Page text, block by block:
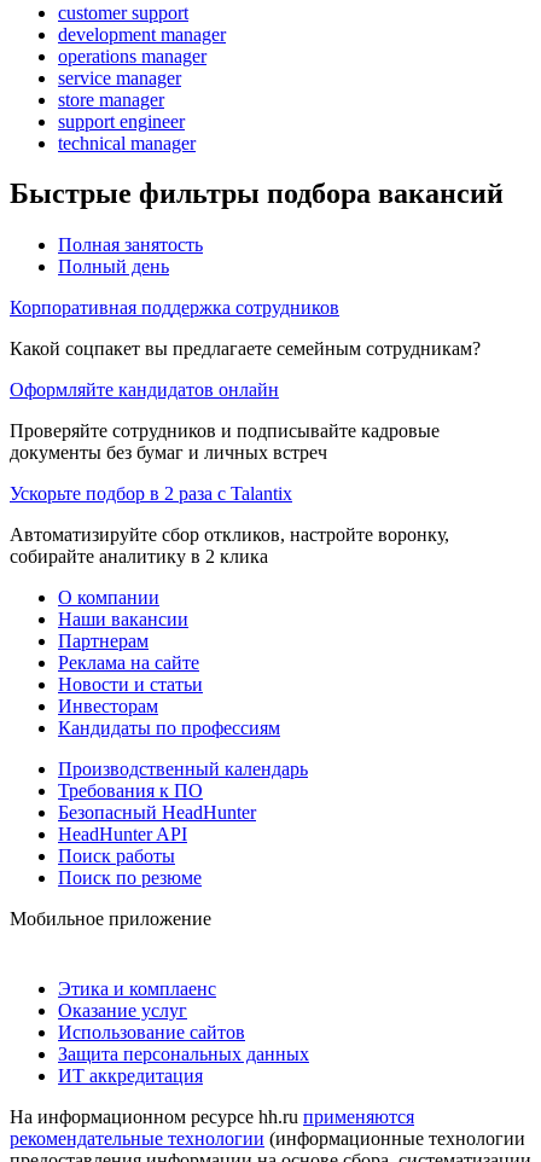
customer support
development manager
operations manager
service manager
store manager
support engineer
technical manager
Быстрые фильтры подбора вакансий
Полная занятость
Полный день
Корпоративная поддержка сотрудников
Какой соцпакет вы предлагаете семейным сотрудникам?
Оформляйте кандидатов онлайн
Проверяйте сотрудников и подписывайте кадровые
документы без бумаг и личных встреч
Ускорьте подбор в 2 раза с Talantix
Автоматизируйте сбор откликов, настройте воронку,
собирайте аналитику в 2 клика
О компании
Наши вакансии
Партнерам
Реклама на сайте
Новости и статьи
Инвесторам
Кандидаты по профессиям
Производственный календарь
Требования к ПО
Безопасный HeadHunter
HeadHunter API
Поиск работы
Поиск по резюме
Мобильное приложение
Этика и комплаенс
Оказание услуг
Использование сайтов
Защита персональных данных
ИТ аккредитация
На информационном ресурсе hh.ru применяются
рекомендательные технологии (информационные технологии